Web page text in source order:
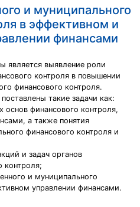
и муниципального
в эффективном и
финансами
является выявление роли
контроля в повышении
финансового контроля.
такие задачи как:
основ финансового контроля,
а также понятия
финансового контроля и
и задач органов
контроля;
и муниципального
управлении финансами.